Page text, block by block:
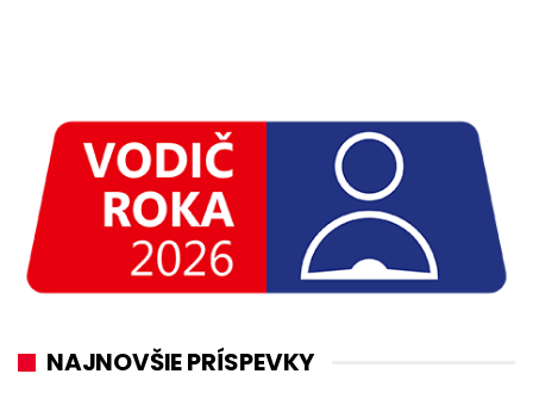
NAJNOVŠIE PRÍSPEVKY